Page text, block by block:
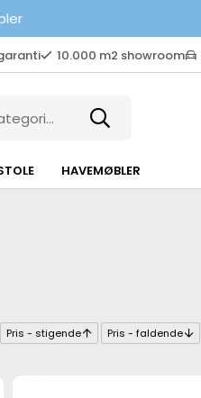
10.000 m2 showroom
HAVEMØBLER
Pris - stigende Pris - faldende